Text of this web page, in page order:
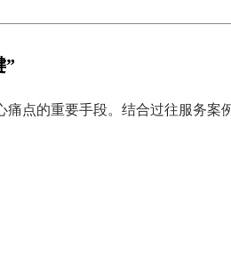
”
点的重要手段。结合过往服务案